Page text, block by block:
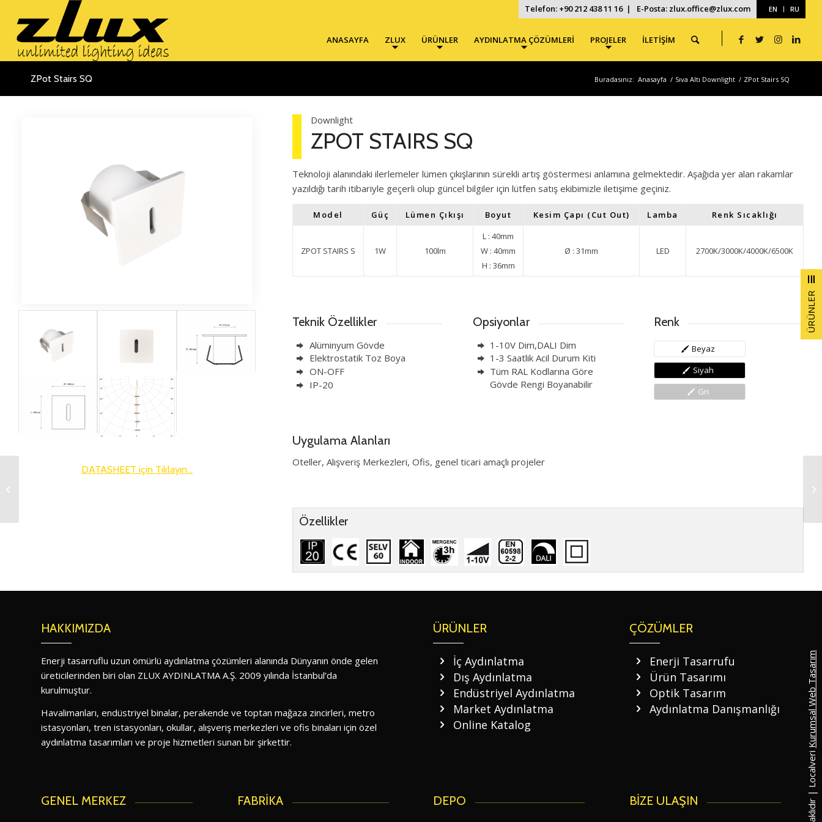
EN RU
Telefon: +90 212 438 11 16 | E-Posta: zlux.office@zlux.com
ANASAYFA ZLUX ÜRÜNLER AYDINLATMA ÇÖZÜMLERİ PROJELER İLETİŞİM
ZPot Stairs SQ Buradasınız: Anasayfa / Sıva Altı Downlight / ZPot Stairs SQ
DATASHEET için Tıklayın…
Downlight
ZPOT STAIRS SQ
Teknoloji alanındaki ilerlemeler lümen çıkışlarının sürekli artış göstermesi anlamına gelmektedir. Aşağıda yer alan rakamlar
yazıldığı tarih itibariyle geçerli olup güncel bilgiler için lütfen satış ekibimizle iletişime geçiniz.
Model Güç Lümen Çıkışı Boyut Kesim Çapı (Cut Out) Lamba Renk Sıcaklığı
ZPOT STAIRS S 1W 100lm
L : 40mm
W : 40mm
H : 36mm
Ø : 31mm LED 2700K/3000K/4000K/6500K
Teknik Özellikler
Alüminyum Gövde
Elektrostatik Toz Boya
ON-OFF
IP-20
Opsiyonlar
1-10V Dim,DALI Dim
1-3 Saatlik Acil Durum Kiti
Tüm RAL Kodlarına Göre
Gövde Rengi Boyanabilir
Renk
Beyaz
Siyah
Gri
Uygulama Alanları
Oteller, Alışveriş Merkezleri, Ofis, genel ticari amaçlı projeler
Özellikler
HAKKIMIZDA
Enerji tasarruflu uzun ömürlü aydınlatma çözümleri alanında Dünyanın önde gelen
üreticilerinden biri olan ZLUX AYDINLATMA A.Ş. 2009 yılında İstanbul’da
kurulmuştur.
Havalimanları, endüstriyel binalar, perakende ve toptan mağaza zincirleri, metro
istasyonları, tren istasyonları, okullar, alışveriş merkezleri ve ofis binaları için özel
aydınlatma tasarımları ve proje hizmetleri sunan bir şirkettir.
ÜRÜNLER
İç Aydınlatma
Dış Aydınlatma
Endüstriyel Aydınlatma
Market Aydınlatma
Online Katalog
ÇÖZÜMLER
Enerji Tasarrufu
Ürün Tasarımı
Optik Tasarım
Aydınlatma Danışmanlığı
GENEL MERKEZ FABRİKA DEPO BİZE ULAŞIN
Kurumsal Web Tasarım
ÜRÜNLER